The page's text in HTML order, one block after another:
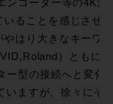
ンコーダー等の4K対
ることを感じさせ
はり大きなキーワ
）ともに
ー型の接続へと変化
ますが、徐々にそ